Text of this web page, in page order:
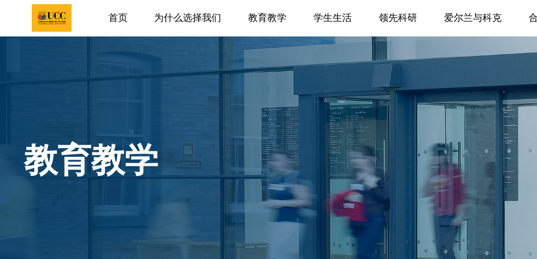
首页 为什么选择我们 教育教学 学生生活 领先科研 爱尔兰与科克
教育教学